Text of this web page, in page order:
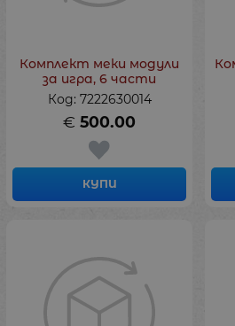
Комплект меки модули
за игра, 6 части
Код: 7222630014
500.00
€
КУПИ